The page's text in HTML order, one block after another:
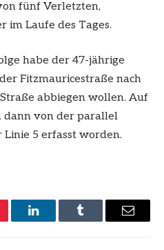
fünf Verletzten,
im Laufe des Tages.
habe der 47-jährige
Fitzmauricestraße nach
abbiegen wollen. Auf
dann von der parallel
5 erfasst worden.
LinkedInTumblr Email